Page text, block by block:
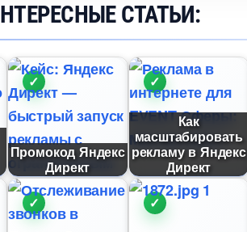
СТАТЬИ:
Промокод Яндекс
Директ
Как
масштабировать
рекламу в Яндекс
Директ